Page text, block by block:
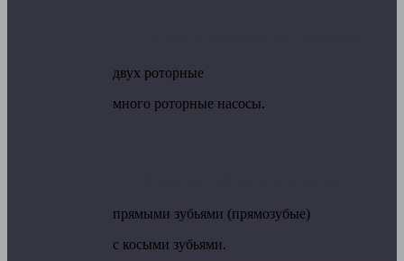
двух роторные
много роторные насосы.
прямыми зубьями (прямозубые)
с косыми зубьями.